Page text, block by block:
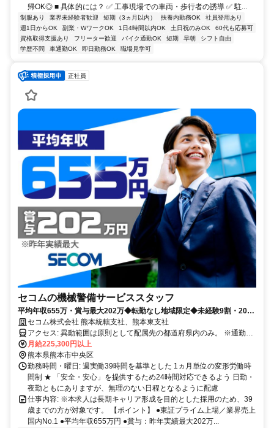
帰OK◎ ■ 具体的には？ ✅ 工事現場での車両・歩行者の誘導 ✅ 駐...
制服あり 業界未経験者歓迎 短期（3ヵ月以内） 扶養内勤務OK
社員登用あり
週1日からOK
副業・WワークOK 1日4時間以内OK 土日祝のみOK
60代も応募可
資格取得支援あり
フリーター歓迎 バイク通勤OK 短期 早朝
シフト自由
学歴不問
車通勤OK 即日勤務OK 職場見学可
正社員
セコムの機械警備サービススタッフ
平均年収655万・賞与最大202万◆転勤なし地域限定◆未経験9割・20〜
30代活躍◆最大10連休・手当あり
セコム株式会社 熊本統轄支社、熊本東支社
アクセス: 異動範囲は原則として配属先の都道府県内のみ。 ※通勤圏
内の他都道府県への異動の可能性もあります。
月給225,300円以上
熊本県熊本市中央区
勤務時間・曜日: 週実働39時間を基準とした 1ヵ月単位の変形労働時
間制 ★ 「安全・安心」を提供するため24時間対応できるよう 日勤・
夜勤ともにありますが、無理のない日程となるように配慮
仕事内容: ※本求人は長期キャリア形成を目的とした採用のため、39
歳までの方が対象です。 【ポイント】 ●東証プライム上場／業界売上
国内No.1 ●平均年収655万円 ●賞与：昨年実績最大202万...